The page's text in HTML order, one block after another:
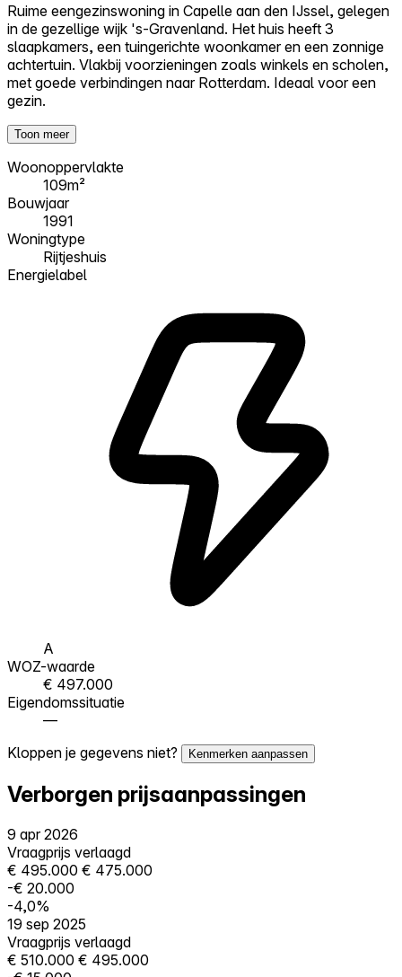
Ruime eengezinswoning in Capelle aan den IJssel, gelegen
in de gezellige wijk 's-Gravenland. Het huis heeft 3
slaapkamers, een tuingerichte woonkamer en een zonnige
achtertuin. Vlakbij voorzieningen zoals winkels en scholen,
met goede verbindingen naar Rotterdam. Ideaal voor een
gezin.
Toon meer
Woonoppervlakte
109m²
Bouwjaar
1991
Woningtype
Rijtjeshuis
Energielabel
A
WOZ-waarde
€ 497.000
Eigendomssituatie
—
Kloppen je gegevens niet?
Kenmerken aanpassen
Verborgen prijsaanpassingen
9 apr 2026
Vraagprijs verlaagd
€ 495.000 € 475.000
-€ 20.000
-4,0%
19 sep 2025
Vraagprijs verlaagd
€ 510.000 € 495.000